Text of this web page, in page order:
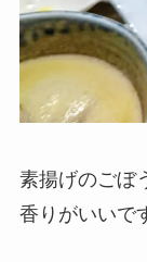
素揚げのごぼ
香りがいいで